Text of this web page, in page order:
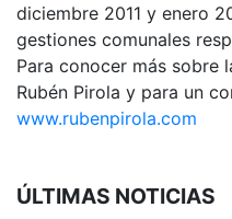
diciembre 2011 y enero
gestiones comunales
Para conocer más sobre
Rubén Pirola y para un
www.rubenpirola.com
ÚLTIMAS NOTICIAS